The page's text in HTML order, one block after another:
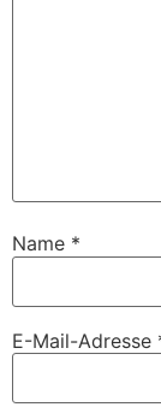
Name *
E-Mail-Adresse